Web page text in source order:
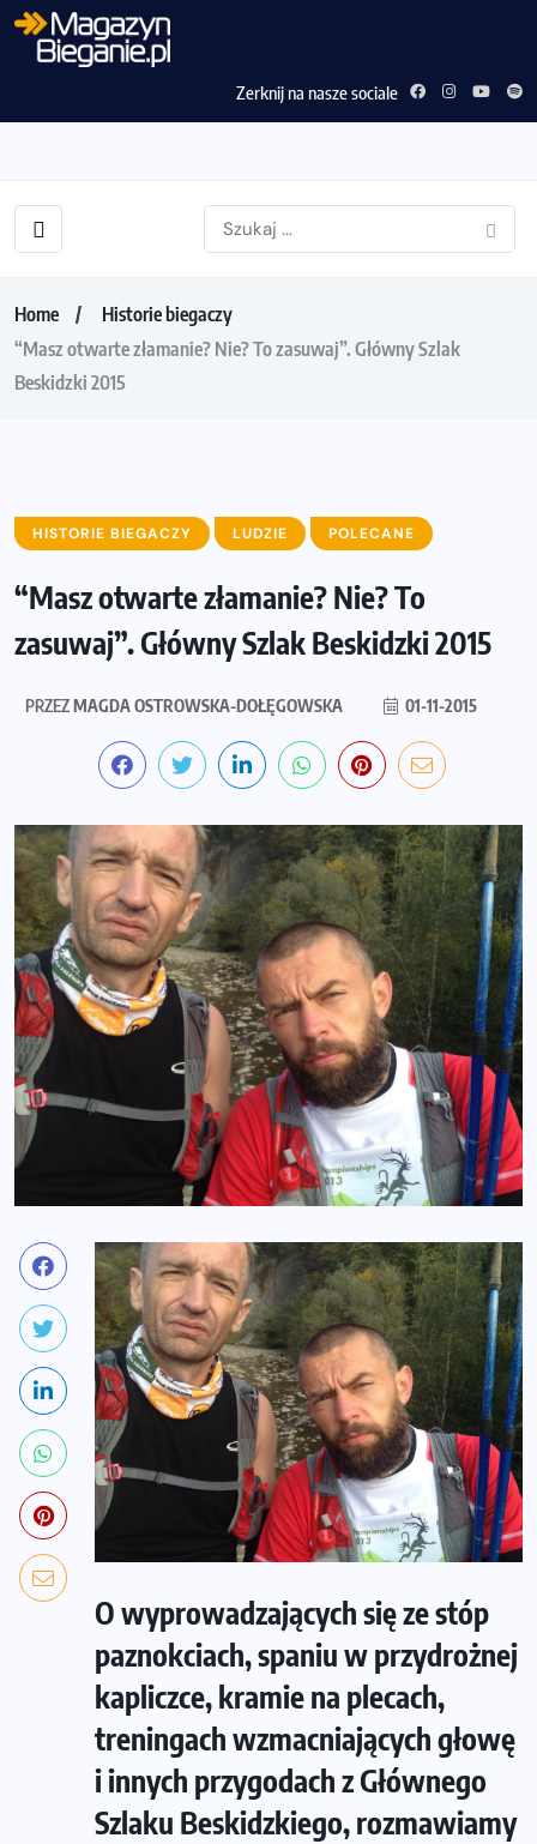
Zerknij na nasze sociale
Home
Historie biegaczy
“Masz otwarte złamanie? Nie? To zasuwaj”. Główny Szlak
Beskidzki 2015
HISTORIE BIEGACZY LUDZIE POLECANE
“Masz otwarte złamanie? Nie? To
zasuwaj”. Główny Szlak Beskidzki 2015
PRZEZMAGDA OSTROWSKA-DOŁĘGOWSKA 01-11-2015
O wyprowadzających się ze stóp
paznokciach, spaniu w przydrożnej
kapliczce, kramie na plecach,
treningach wzmacniających głowę
i innych przygodach z Głównego
Szlaku Beskidzkiego, rozmawiamy